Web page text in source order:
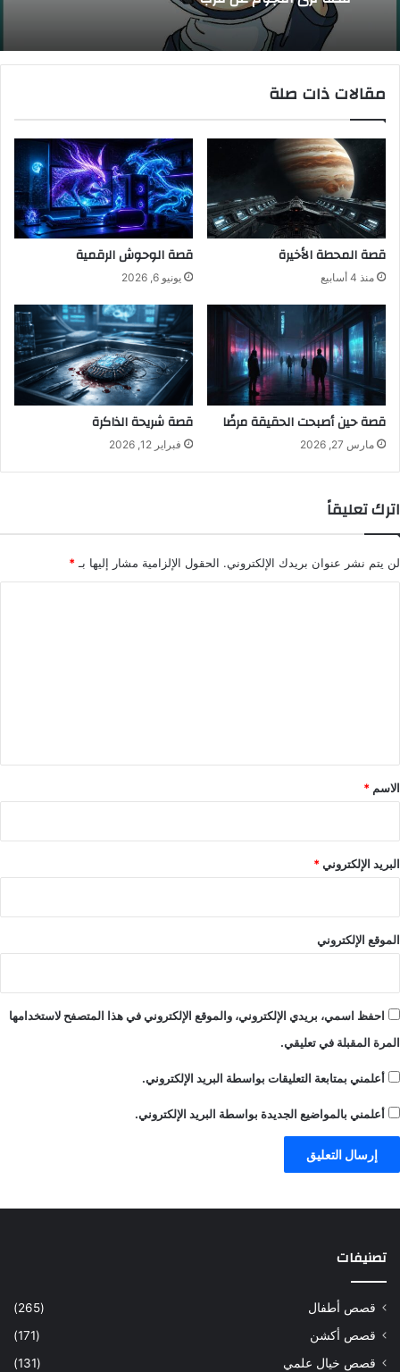
مقالات ذات صلة
قصة المحطة الأخيرة
منذ 4 أسابيع
قصة الوحوش الرقمية
يونيو 6, 2026
قصة حين أصبحت الحقيقة مرضًا
مارس 27, 2026
قصة شريحة الذاكرة
فبراير 12, 2026
اترك تعليقاً
لن يتم نشر عنوان بريدك الإلكتروني. الحقول الإلزامية مشار إليها بـ*
*
الاسم *
البريد الإلكتروني*
الموقع الإلكتروني
احفظ اسمي، بريدي الإلكتروني، والموقع الإلكتروني في هذا المتصفح لاستخدامها
المرة المقبلة في تعليقي.
أعلمني بمتابعة التعليقات بواسطة البريد الإلكتروني.
أعلمني بالمواضيع الجديدة بواسطة البريد الإلكتروني.
تصنيفات
قصص أطفال
(265)
قصص أكشن
(171)
قصص خيال علمي
(131)